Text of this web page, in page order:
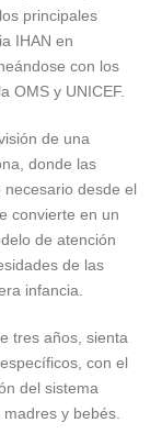
principales
IHAN en
con los
OMS y UNICEF.
de una
donde las
necesario desde el
convierte en un
de atención
de las
infancia.
tres años, sienta
con el
del sistema
y bebés.